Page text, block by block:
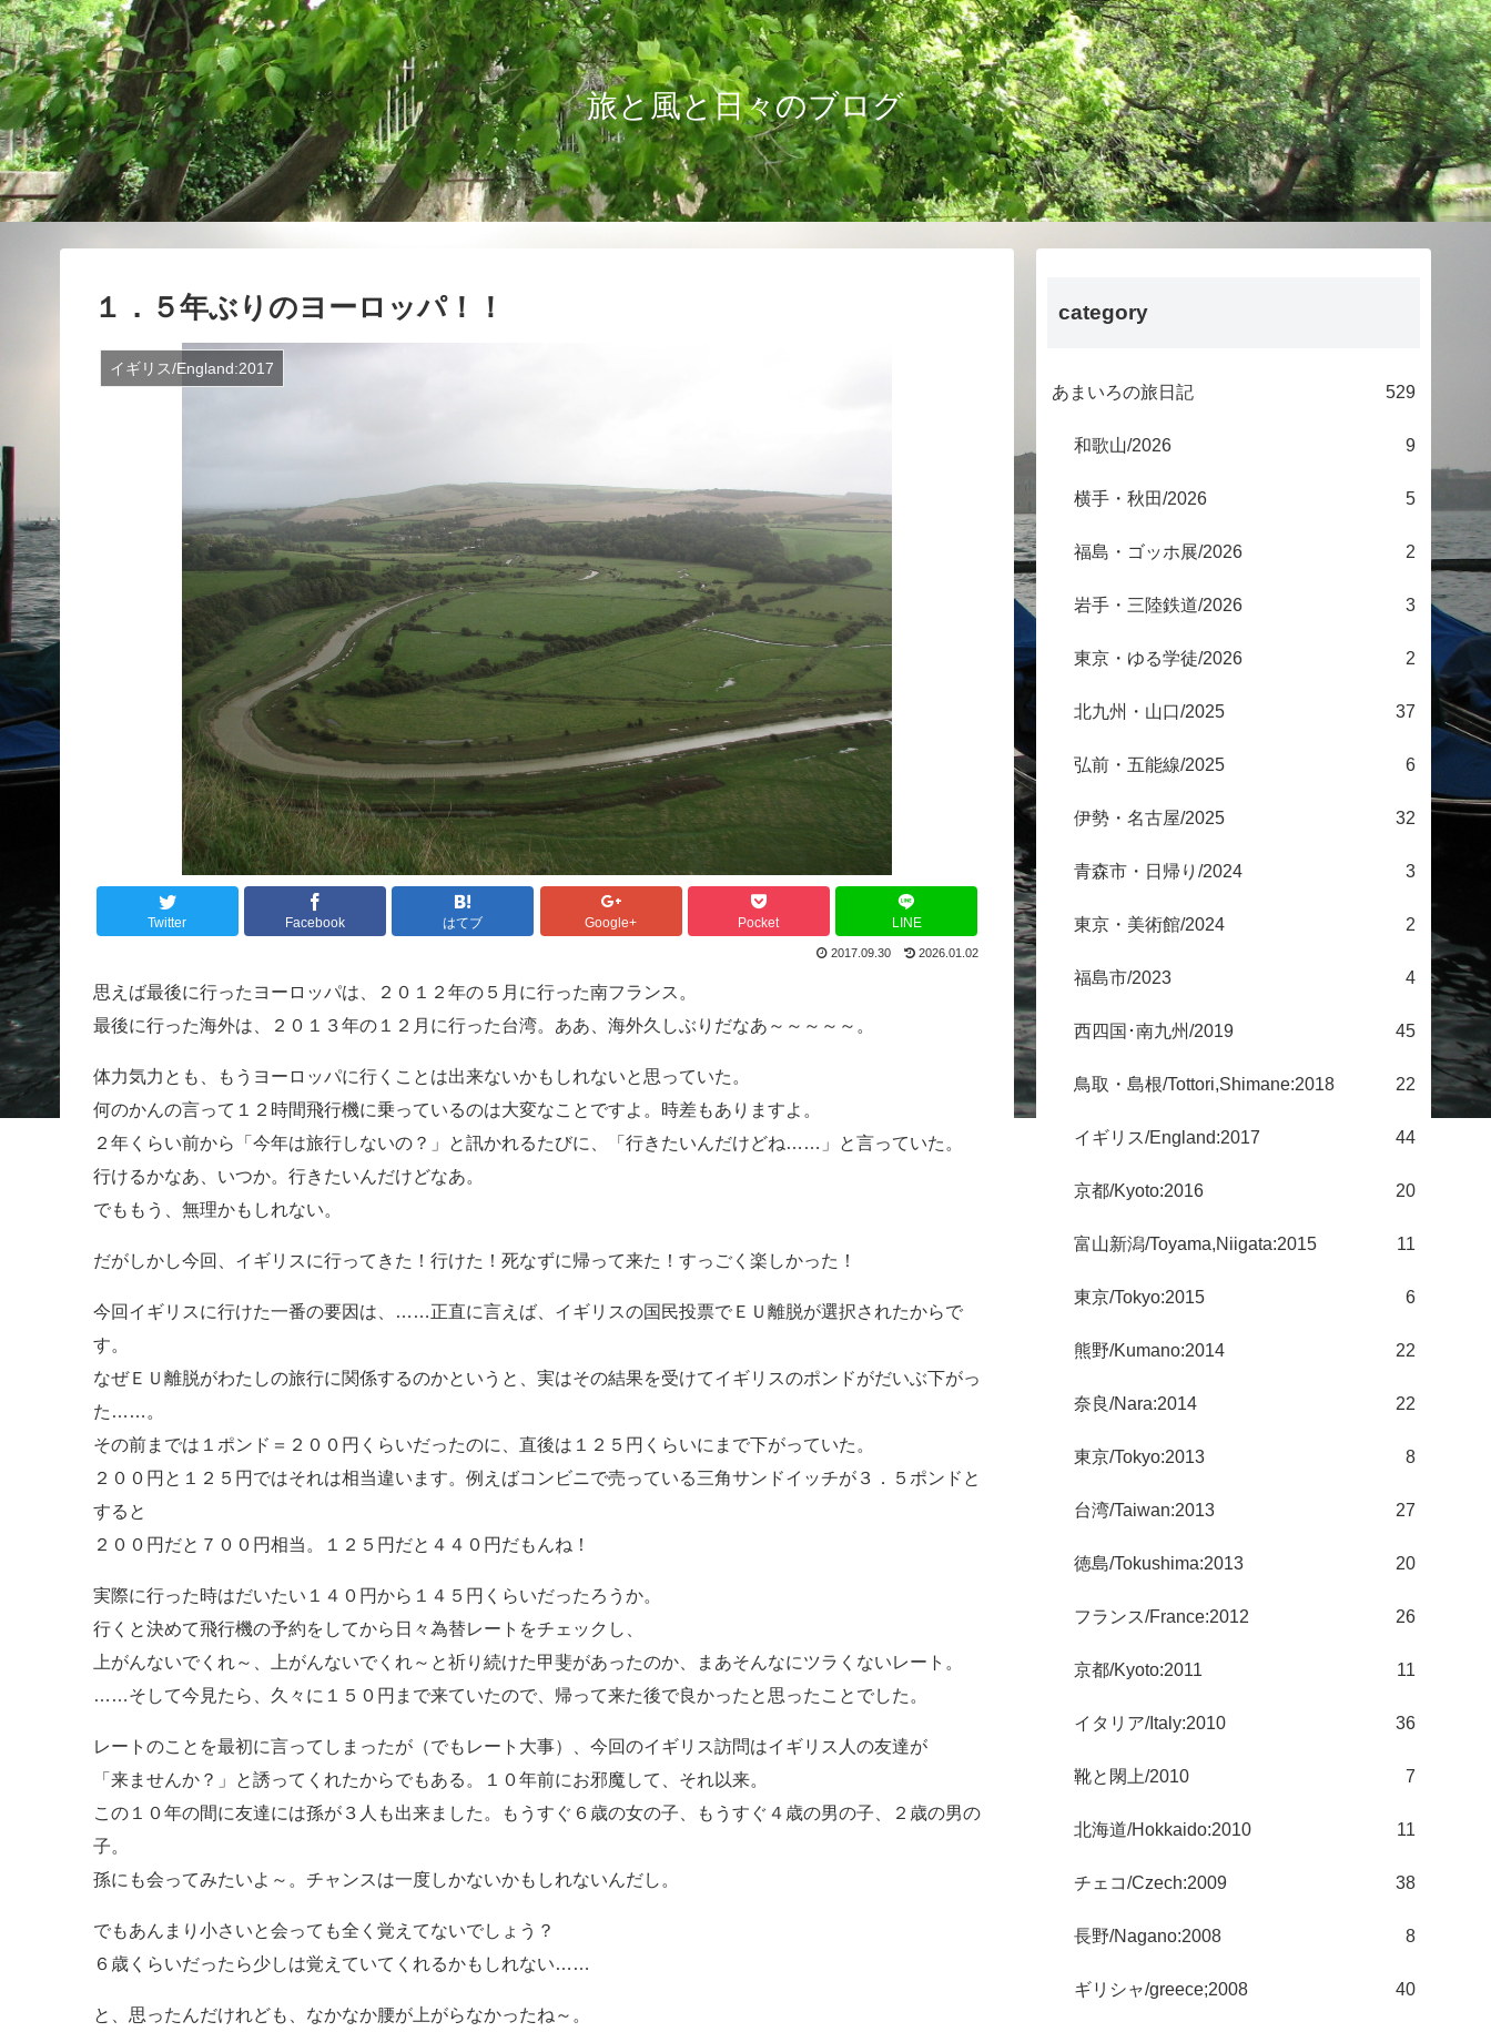
旅と風と日々のブログ
１．５年ぶりのヨーロッパ！！
イギリス/England:2017
Twitter Facebook はてブ Google+ Pocket LINE
2017.09.30 2026.01.02
思えば最後に行ったヨーロッパは、２０１２年の５月に行った南フランス。
最後に行った海外は、２０１３年の１２月に行った台湾。ああ、海外久しぶりだなあ～～～～～。
体力気力とも、もうヨーロッパに行くことは出来ないかもしれないと思っていた。
何のかんの言って１２時間飛行機に乗っているのは大変なことですよ。時差もありますよ。
２年くらい前から「今年は旅行しないの？」と訊かれるたびに、「行きたいんだけどね……」と言っていた。
行けるかなあ、いつか。行きたいんだけどなあ。
でももう、無理かもしれない。
だがしかし今回、イギリスに行ってきた！行けた！死なずに帰って来た！すっごく楽しかった！
今回イギリスに行けた一番の要因は、……正直に言えば、イギリスの国民投票でＥＵ離脱が選択されたからで
す。
なぜＥＵ離脱がわたしの旅行に関係するのかというと、実はその結果を受けてイギリスのポンドがだいぶ下がっ
た……。
その前までは１ポンド＝２００円くらいだったのに、直後は１２５円くらいにまで下がっていた。
２００円と１２５円ではそれは相当違います。例えばコンビニで売っている三角サンドイッチが３．５ポンドと
すると
２００円だと７００円相当。１２５円だと４４０円だもんね！
実際に行った時はだいたい１４０円から１４５円くらいだったろうか。
行くと決めて飛行機の予約をしてから日々為替レートをチェックし、
上がんないでくれ～、上がんないでくれ～と祈り続けた甲斐があったのか、まあそんなにツラくないレート。
……そして今見たら、久々に１５０円まで来ていたので、帰って来た後で良かったと思ったことでした。
レートのことを最初に言ってしまったが（でもレート大事）、今回のイギリス訪問はイギリス人の友達が
「来ませんか？」と誘ってくれたからでもある。１０年前にお邪魔して、それ以来。
この１０年の間に友達には孫が３人も出来ました。もうすぐ６歳の女の子、もうすぐ４歳の男の子、２歳の男の
子。
孫にも会ってみたいよ～。チャンスは一度しかないかもしれないんだし。
でもあんまり小さいと会っても全く覚えてないでしょう？
６歳くらいだったら少しは覚えていてくれるかもしれない……
と、思ったんだけれども、なかなか腰が上がらなかったね～。
category
あまいろの旅日記 529
和歌山/2026 9
横手・秋田/2026 5
福島・ゴッホ展/2026 2
岩手・三陸鉄道/2026 3
東京・ゆる学徒/2026 2
北九州・山口/2025 37
弘前・五能線/2025 6
伊勢・名古屋/2025 32
青森市・日帰り/2024 3
東京・美術館/2024 2
福島市/2023 4
西四国･南九州/2019 45
鳥取・島根/Tottori,Shimane:2018 22
イギリス/England:2017 44
京都/Kyoto:2016 20
富山新潟/Toyama,Niigata:2015 11
東京/Tokyo:2015 6
熊野/Kumano:2014 22
奈良/Nara:2014 22
東京/Tokyo:2013 8
台湾/Taiwan:2013 27
徳島/Tokushima:2013 20
フランス/France:2012 26
京都/Kyoto:2011 11
イタリア/Italy:2010 36
靴と閖上/2010 7
北海道/Hokkaido:2010 11
チェコ/Czech:2009 38
長野/Nagano:2008 8
ギリシャ/greece;2008 40